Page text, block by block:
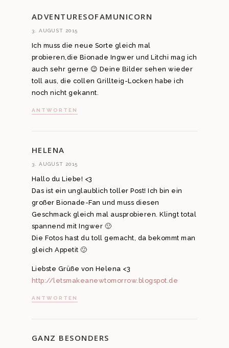
ADVENTURESOFAMUNICORN
3. AUGUST 2015
Ich muss die neue Sorte gleich mal
probieren,die Bionade Ingwer und Litchi mag ich
auch sehr gerne 😉 Deine Bilder sehen wieder
toll aus, die collen Grillteig-Locken habe ich
noch nicht gekannt.
ANTWORTEN
HELENA
3. AUGUST 2015
Hallo du Liebe! <3
Das ist ein unglaublich toller Post! Ich bin ein
großer Bionade-Fan und muss diesen
Geschmack gleich mal ausprobieren. Klingt total
spannend mit Ingwer 🙂
Die Fotos hast du toll gemacht, da bekommt man
gleich Appetit 🙂
Liebste Grüße von Helena <3
http://letsmakeanewtomorrow.blogspot.de
ANTWORTEN
GANZ BESONDERS